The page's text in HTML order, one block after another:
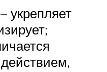
укрепляет